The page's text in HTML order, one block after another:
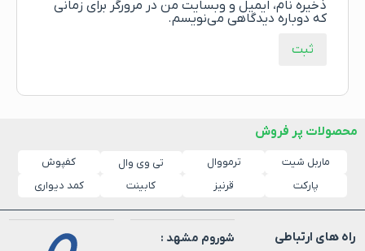
ذخیره نام، ایمیل و وبسایت من در مرورگر برای زمانی
که دوباره دیدگاهی می‌نویسم.
محصولات پر فروش
ماربل شیت ترمووال تی وی وال
کفپوش
پارکت
قرنیز کابینت کمد دیواری
راه های ارتباطی
شوروم مشهد :